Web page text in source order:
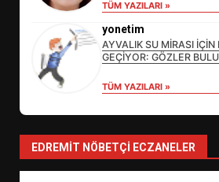
TÜM YAZILARI »
yonetim
AYVALIK SU MİRASI İÇİN
GEÇİYOR: GÖZLER
TÜM YAZILARI »
EDREMIT NÖBETÇI ECZANELER
DEĞİŞECEK?
4